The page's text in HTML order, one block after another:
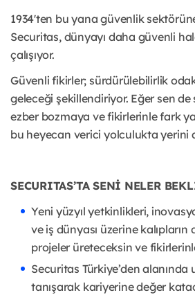
1934'ten bu yana güvenlik
Securitas, dünyayı daha güvenli
çalışıyor.
Güvenli fikirler; sürdürülebilirlik
geleceği şekillendiriyor. Eğer sen de
ezber bozmaya ve fikirlerinle fark
bu heyecan verici yolculukta yerini
SECURITAS’TA SENİ NELER
Yeni yüzyıl yetkinlikleri,
ve iş dünyası üzerine kalıpların
projeler üreteceksin ve
Securitas Türkiye’den
tanışarak kariyerine değer